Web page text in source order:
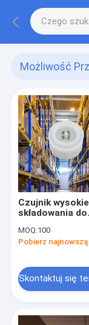
Możliwość
Czujnik
składowania do
Book 18,
DC, wysokość
MC079D RC Z
MOQ:100
Pobierz
Skontaktuj się